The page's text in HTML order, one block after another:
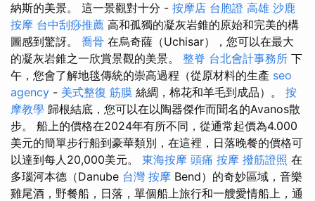
納斯的美景。 這一景觀對十分 - 按摩店 台胞證 高雄 沙鹿
按摩 台中刮痧推薦 高和孤獨的凝灰岩錐的原始和完美的構
圖感到驚訝。 喬骨 在烏奇薩（Uchisar），您可以在最大
的凝灰岩錐之一欣賞景觀的美景。 整脊 台北會計事務所 下
午，您會了解地毯傳統的崇高過程（從原材料的生產 seo
agency - 美式整復 筋膜 絲綢，棉花和羊毛到成品）。 按
摩教學 歸根結底，您可以在以陶器傑作而聞名的Avanos散
步。 船上的價格在2024年有所不同，從通常起價為4.000
美元的簡單步行船到豪華類別，在這裡，日落晚餐的價格可
以達到每人20,000美元。 東海按摩 頭痛 按摩 撥筋證照 在
多瑙河本德（Danube 台灣 按摩 Bend）的奇妙區域，音樂
雞尾酒，野餐船，日落，單個船上旅行和一艘愛情船上，通